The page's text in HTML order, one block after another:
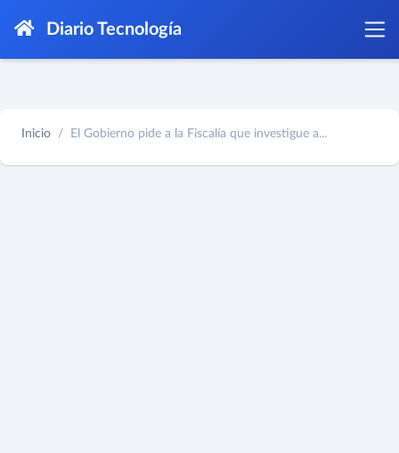
Diario Tecnología
Inicio El Gobierno pide a la Fiscalía que investigue a...